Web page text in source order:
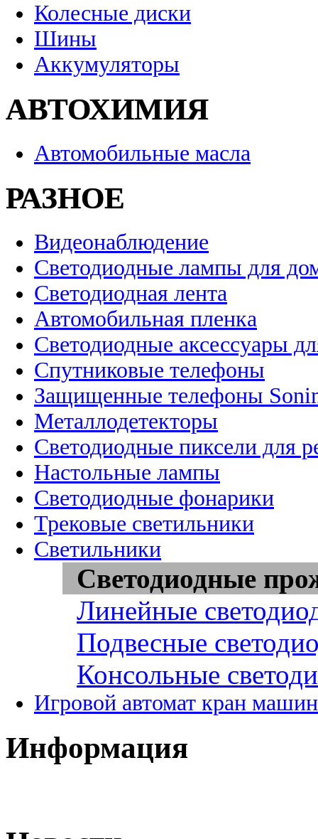
Колесные диски
Шины
Аккумуляторы
АВТОХИМИЯ
Автомобильные масла
РАЗНОЕ
Видеонаблюдение
Светодиодные лампы для
Светодиодная лента
Автомобильная пленка
Светодиодные аксессуары
Спутниковые телефоны
Защищенные телефоны
Металлодетекторы
Светодиодные пиксели для
Настольные лампы
Светодиодные фонарики
Трековые светильники
Светильники
Светодиодные
Линейные
Подвесные
Консольные
Игровой автомат кран
Информация